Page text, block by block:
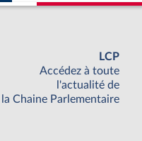
LCP
Accédez à toute
l'actualité de
la Chaine Parlementaire